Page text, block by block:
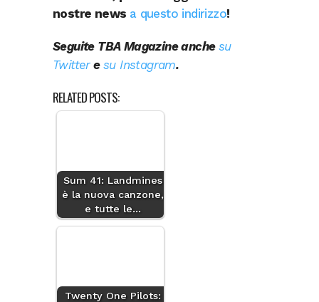
nostre news a questo indirizzo!
Seguite TBA Magazine anche su
Twitteresu Instagram.
RELATED POSTS:
Sum 41: Landmines
è la nuova canzone,
e tutte le…
Twenty One Pilots: